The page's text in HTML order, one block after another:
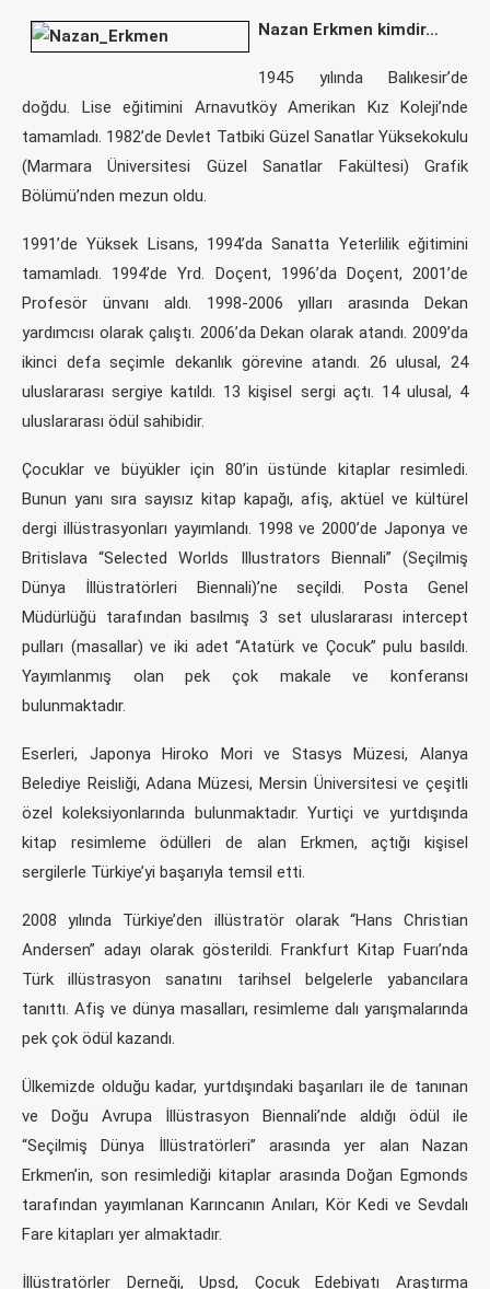
Nazan Erkmen kimdir…
1945 yılında Balıkesir’de
doğdu. Lise eğitimini Arnavutköy Amerikan Kız Koleji’nde
tamamladı. 1982’de Devlet Tatbiki Güzel Sanatlar Yüksekokulu
(Marmara Üniversitesi Güzel Sanatlar Fakültesi) Grafik
Bölümü’nden mezun oldu.
1991’de Yüksek Lisans, 1994’da Sanatta Yeterlilik eğitimini
tamamladı. 1994’de Yrd. Doçent, 1996’da Doçent, 2001’de
Profesör ünvanı aldı. 1998-2006 yılları arasında Dekan
yardımcısı olarak çalıştı. 2006’da Dekan olarak atandı. 2009’da
ikinci defa seçimle dekanlık görevine atandı. 26 ulusal, 24
uluslararası sergiye katıldı. 13 kişisel sergi açtı. 14 ulusal, 4
uluslararası ödül sahibidir.
Çocuklar ve büyükler için 80’in üstünde kitaplar resimledi.
Bunun yanı sıra sayısız kitap kapağı, afiş, aktüel ve kültürel
dergi illüstrasyonları yayımlandı. 1998 ve 2000’de Japonya ve
Britislava “Selected Worlds Illustrators Biennali” (Seçilmiş
Dünya İllüstratörleri Biennali)’ne seçildi. Posta Genel
Müdürlüğü tarafından basılmış 3 set uluslararası intercept
pulları (masallar) ve iki adet “Atatürk ve Çocuk” pulu basıldı.
Yayımlanmış olan pek çok makale ve konferansı
bulunmaktadır.
Eserleri, Japonya Hiroko Mori ve Stasys Müzesi, Alanya
Belediye Reisliği, Adana Müzesi, Mersin Üniversitesi ve çeşitli
özel koleksiyonlarında bulunmaktadır. Yurtiçi ve yurtdışında
kitap resimleme ödülleri de alan Erkmen, açtığı kişisel
sergilerle Türkiye’yi başarıyla temsil etti.
2008 yılında Türkiye’den illüstratör olarak “Hans Christian
Andersen” adayı olarak gösterildi. Frankfurt Kitap Fuarı’nda
Türk illüstrasyon sanatını tarihsel belgelerle yabancılara
tanıttı. Afiş ve dünya masalları, resimleme dalı yarışmalarında
pek çok ödül kazandı.
Ülkemizde olduğu kadar, yurtdışındaki başarıları ile de tanınan
ve Doğu Avrupa İllüstrasyon Biennali’nde aldığı ödül ile
“Seçilmiş Dünya İllüstratörleri” arasında yer alan Nazan
Erkmen’in, son resimlediği kitaplar arasında Doğan Egmonds
tarafından yayımlanan Karıncanın Anıları, Kör Kedi ve Sevdalı
Fare kitapları yer almaktadır.
İllüstratörler Derneği, Upsd, Çocuk Edebiyatı Araştırma